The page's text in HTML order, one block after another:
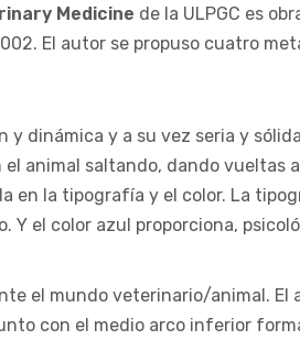
Medicine de la ULPGC es
El autor se propuso cuatro
y dinámica y a su vez seria y
animal saltando, dando vueltas
en la tipografía y el color. La
Y el color azul proporciona,
el mundo veterinario/animal. El
con el medio arco inferior